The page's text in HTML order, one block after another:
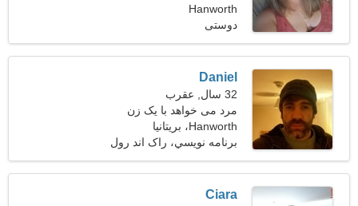
مهربان برای زندگی هستم
Hanworth
دوستی
Daniel
32 سال, عقرب
مرد می خواهد با یک زن
ملاقات کند
Hanworth، بریتانیا
برنامه نويسي، راک اند رول
Ciara